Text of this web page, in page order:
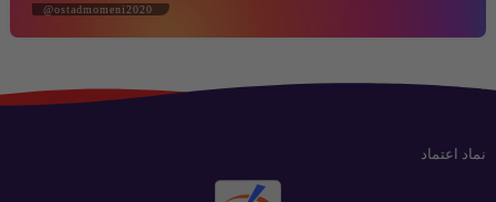
@ostadmomeni2020
نماد اعتماد